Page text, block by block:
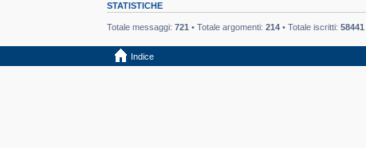
STATISTICHE
Totale messaggi:721 • Totale argomenti:214 • Totale iscritti:58441
Indice